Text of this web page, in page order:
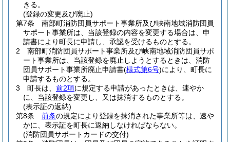
きる。
(登録の変更及び廃止)
第7条
南部町消防団員サポート事業所及び峡南地域消防団員
サポート事業所は、当該登録の内容を変更する場合は、申
請書により町長に申請し、承認を受けるものとする。
2
南部町消防団員サポート事業所及び峡南地域消防団員サポ
ート事業所は、当該登録を廃止しようとするときは、消防
団員サポート事業所廃止申請書(様式第6号)により、町長に
申請するものとする。
3
町長は、 前2項に規定する申請があったときは、速やか
に、当該登録を変更し、又は抹消するものとする。
(表示証の返納)
第8条
前条の規定により登録を抹消された事業所等は、速や
かに、表示証を町長に返納しなければならない。
(消防団員サポートカードの交付)